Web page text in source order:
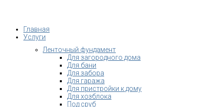
Главная
Услуги
Ленточный фундамент
Для загородного дома
Для бани
Для забора
Для гаража
Для пристройки к дому
Для хозблока
Под сруб